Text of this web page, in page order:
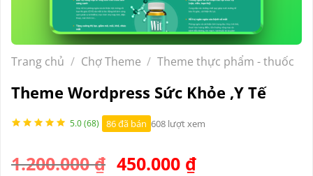
Trang chủ / Chợ Theme / Theme thực phẩm - thuốc
Theme Wordpress Sức Khỏe ,Y Tế
5.0 (68) 86 đã bán 608 lượt xem
1.200.000₫ Giá
450.000 ₫Giá